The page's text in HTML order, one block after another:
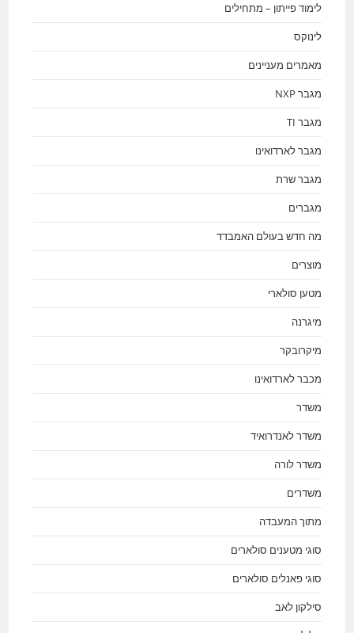
לימוד פייתון – מתחילים
לינוקס
מאמרים מעניינים
מגבר NXP
מגבר TI
מגבר לארדואינו
מגבר שרת
מגברים
מה חדש בעולם האמבדד
מוצרים
מטען סולארי
מיגרנה
מיקרובקר
מכבר לארדואינו
משדר
משדר לאנדרואיד
משדר לורה
משדרים
מתוך המעבדה
סוגי מטענים סולארים
סוגי פאנלים סולארים
סילקון לאב